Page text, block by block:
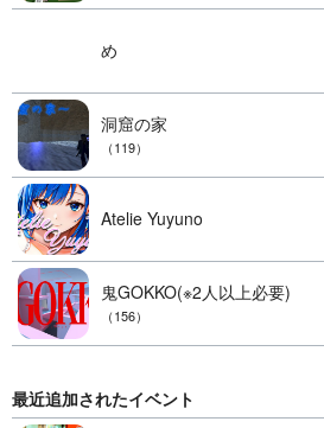
め
洞窟の家
（119）
Atelie Yuyuno
鬼GOKKO(※2人以上必要)
（156）
最近追加されたイベント